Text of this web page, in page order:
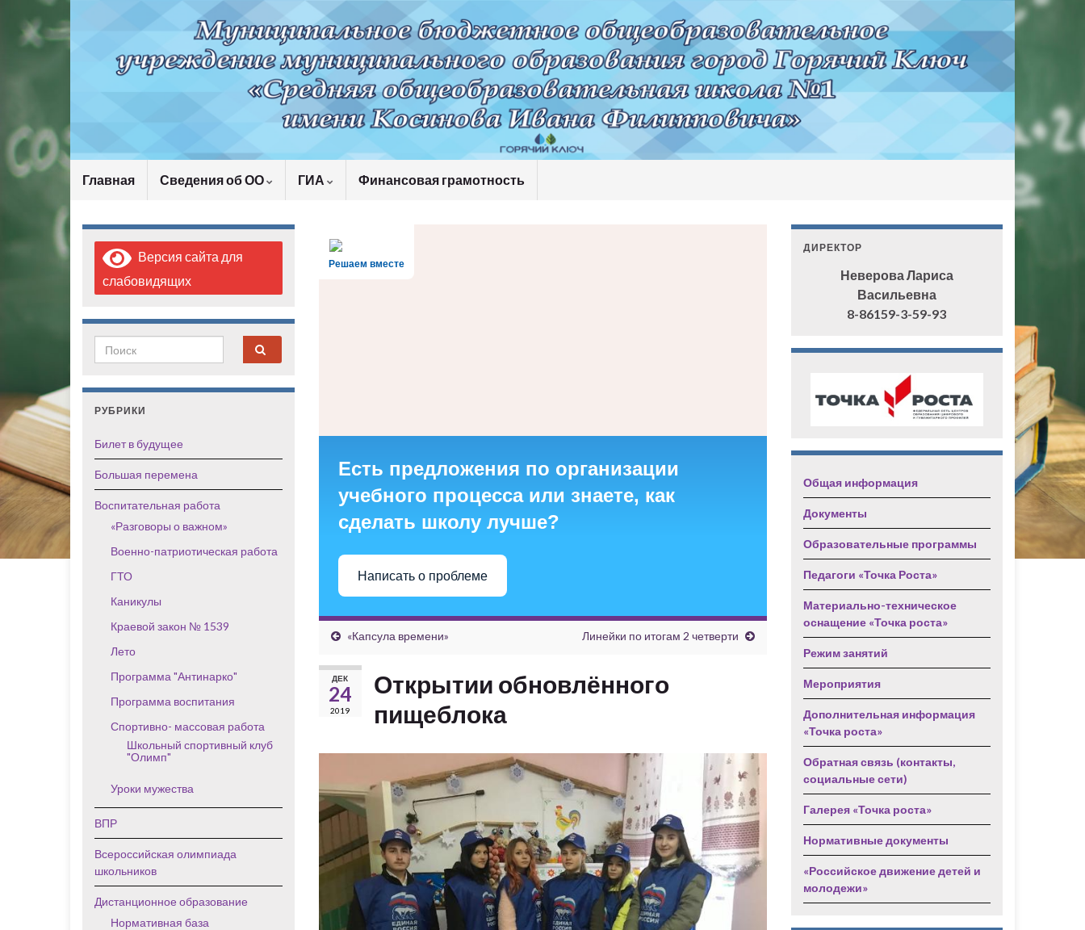
Главная Сведения об ОО ГИА Финансовая грамотность
Решаем вместе
Есть предложения по организации
учебного процесса или знаете, как
сделать школу лучше?
Написать о проблеме
«Капсула времени» Линейки по итогам 2 четверти
ДЕК
24
2019
Открытии обновлённого
пищеблока
Версия сайта для
слабовидящих
Search for:
РУБРИКИ
Билет в будущее
Большая перемена
Воспитательная работа
«Разговоры о важном»
Военно-патриотическая работа
ГТО
Каникулы
Краевой закон № 1539
Лето
Программа "Антинарко"
Программа воспитания
Спортивно- массовая работа
Школьный спортивный клуб
"Олимп"
Уроки мужества
ВПР
Всероссийская олимпиада
школьников
Дистанционное образование
Нормативная база
ДИРЕКТОР
Неверова Лариса
Васильевна
8-86159-3-59-93
Общая информация
Документы
Образовательные программы
Педагоги «Точка Роста»
Материально-техническое
оснащение «Точка роста»
Режим занятий
Мероприятия
Дополнительная информация
«Точка роста»
Обратная связь (контакты,
социальные сети)
Галерея «Точка роста»
Нормативные документы
«Российское движение детей и
молодежи»